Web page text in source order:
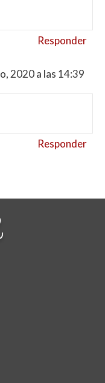
Responder
2020 a las 14:39
Responder